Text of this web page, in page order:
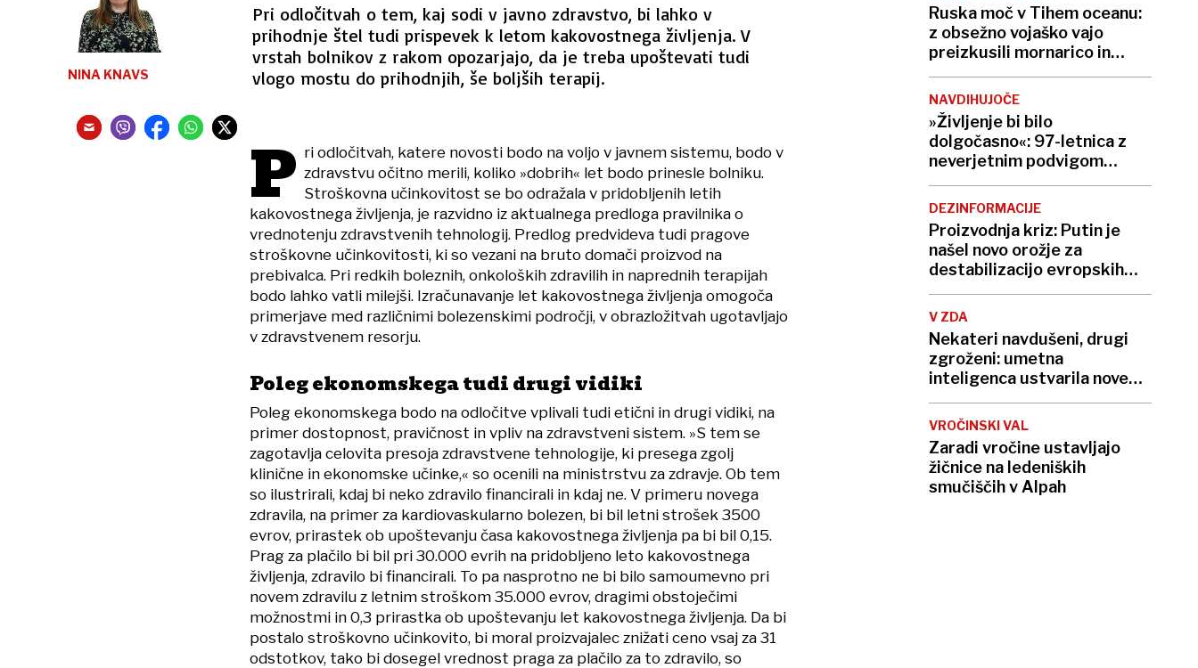
Pri odločitvah o tem, kaj sodi v javno zdravstvo, bi lahko v
prihodnje štel tudi prispevek k letom kakovostnega življenja. V
vrstah bolnikov z rakom opozarjajo, da je treba upoštevati tudi
vlogo mostu do prihodnjih, še boljših terapij.
NINA KNAVS
P ri odločitvah, katere novosti bodo na voljo v javnem sistemu, bodo v
zdravstvu očitno merili, koliko »dobrih« let bodo prinesle bolniku.
Stroškovna učinkovitost se bo odražala v pridobljenih letih
kakovostnega življenja, je razvidno iz aktualnega predloga pravilnika o
vrednotenju zdravstvenih tehnologij. Predlog predvideva tudi pragove
stroškovne učinkovitosti, ki so vezani na bruto domači proizvod na
prebivalca. Pri redkih boleznih, onkoloških zdravilih in naprednih terapijah
bodo lahko vatli milejši. Izračunavanje let kakovostnega življenja omogoča
primerjave med različnimi bolezenskimi področji, v obrazložitvah ugotavljajo
v zdravstvenem resorju.
Poleg ekonomskega tudi drugi vidiki
Poleg ekonomskega bodo na odločitve vplivali tudi etični in drugi vidiki, na
primer dostopnost, pravičnost in vpliv na zdravstveni sistem. »S tem se
zagotavlja celovita presoja zdravstvene tehnologije, ki presega zgolj
klinične in ekonomske učinke,« so ocenili na ministrstvu za zdravje. Ob tem
so ilustrirali, kdaj bi neko zdravilo financirali in kdaj ne. V primeru novega
zdravila, na primer za kardiovaskularno bolezen, bi bil letni strošek 3500
evrov, prirastek ob upoštevanju časa kakovostnega življenja pa bi bil 0,15.
Prag za plačilo bi bil pri 30.000 evrih na pridobljeno leto kakovostnega
življenja, zdravilo bi financirali. To pa nasprotno ne bi bilo samoumevno pri
novem zdravilu z letnim stroškom 35.000 evrov, dragimi obstoječimi
možnostmi in 0,3 prirastka ob upoštevanju let kakovostnega življenja. Da bi
postalo stroškovno učinkovito, bi moral proizvajalec znižati ceno vsaj za 31
odstotkov, tako bi dosegel vrednost praga za plačilo za to zdravilo, so
Ruska moč v Tihem oceanu:
z obsežno vojaško vajo
preizkusili mornarico in
balistične rakete
NAVDIHUJOČE
»Življenje bi bilo
dolgočasno«: 97-letnica z
neverjetnim podvigom
podrla lastni rekord
DEZINFORMACIJE
Proizvodnja kriz: Putin je
našel novo orožje za
destabilizacijo evropskih
demokracij
V ZDA
Nekateri navdušeni, drugi
zgroženi: umetna
inteligenca ustvarila nove
viruse
VROČINSKI VAL
Zaradi vročine ustavljajo
žičnice na ledeniških
smučiščih v Alpah